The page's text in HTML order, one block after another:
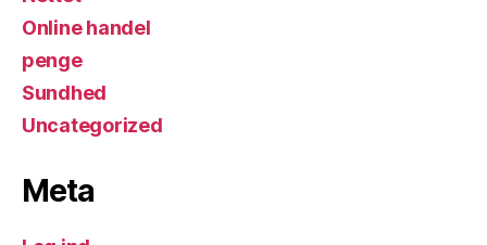
Online handel
penge
Sundhed
Uncategorized
Meta